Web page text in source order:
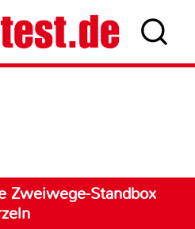
Zweiwege-Standbox